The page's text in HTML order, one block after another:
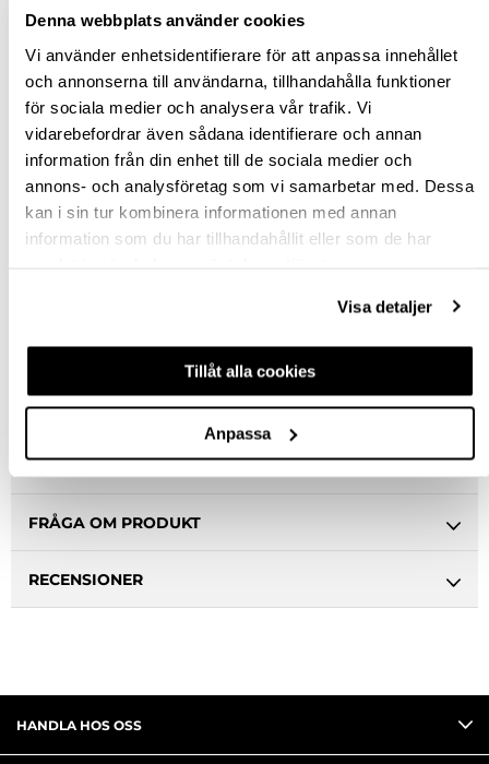
Denna webbplats använder cookies
Vi använder enhetsidentifierare för att anpassa innehållet
och annonserna till användarna, tillhandahålla funktioner
för sociala medier och analysera vår trafik. Vi
vidarebefordrar även sådana identifierare och annan
information från din enhet till de sociala medier och
annons- och analysföretag som vi samarbetar med. Dessa
kan i sin tur kombinera informationen med annan
information som du har tillhandahållit eller som de har
Visa detaljer
Tillåt alla cookies
Anpassa
995,00
695,00
Rensa val
st
Ledande leverantör i Sverige
BESKRIVNING
FRÅGA OM PRODUKT
RECENSIONER
HANDLA HOS OSS